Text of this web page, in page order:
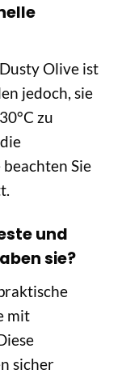
Olive ist
jedoch, sie
zu
Sie
und
sie?
mit
sicher